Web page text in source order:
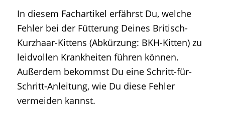
In diesem Fachartikel erfährst Du, welche
Fehler bei der Fütterung Deines Britisch-
Kurzhaar-Kittens (Abkürzung: BKH-Kitten) zu
leidvollen Krankheiten führen können.
Außerdem bekommst Du eine Schritt-für-
Schritt-Anleitung, wie Du diese Fehler
vermeiden kannst.